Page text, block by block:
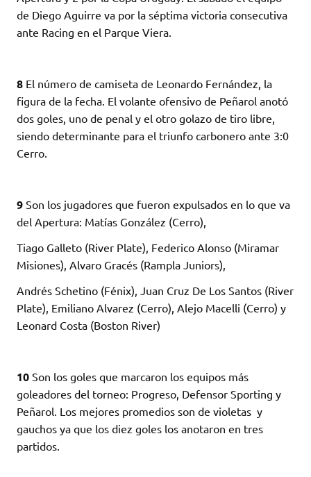
de Diego Aguirre va por la séptima victoria consecutiva
ante Racing en el Parque Viera.
8 El número de camiseta de Leonardo Fernández, la
figura de la fecha. El volante ofensivo de Peñarol anotó
dos goles, uno de penal y el otro golazo de tiro libre,
siendo determinante para el triunfo carbonero ante 3:0
Cerro.
9 Son los jugadores que fueron expulsados en lo que va
del Apertura: Matías González (Cerro),
Tiago Galleto (River Plate), Federico Alonso (Miramar
Misiones), Alvaro Gracés (Rampla Juniors),
Andrés Schetino (Fénix), Juan Cruz De Los Santos (River
Plate), Emiliano Alvarez (Cerro), Alejo Macelli (Cerro) y
Leonard Costa (Boston River)
10 Son los goles que marcaron los equipos más
goleadores del torneo: Progreso, Defensor Sporting y
Peñarol. Los mejores promedios son de violetas y
gauchos ya que los diez goles los anotaron en tres
partidos.